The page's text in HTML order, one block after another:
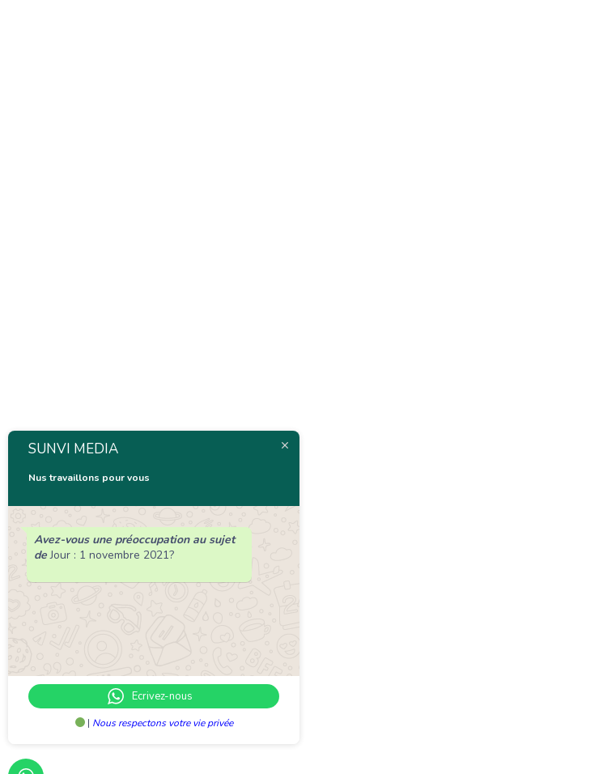
SUNVI MEDIA
Nus travaillons pour vous
Avez-vous une préoccupation au sujet
deJour : 1 novembre 2021?
Ecrivez-nous
| Nous respectons votre vie privée